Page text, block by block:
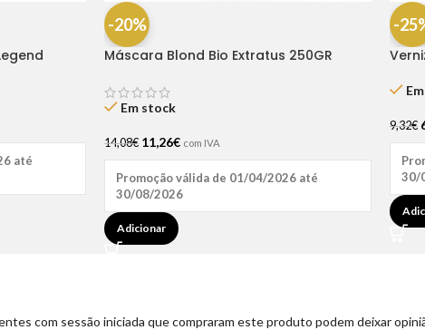
até
-20%
Máscara Blond Bio Extratus 250GR
Em stock
14,08€ 11,26€ com IVA
Promoção válida de 01/04/2026 até
30/08/2026
Adicionar
-
9,32€
30/
com sessão iniciada que compraram este produto podem deixar